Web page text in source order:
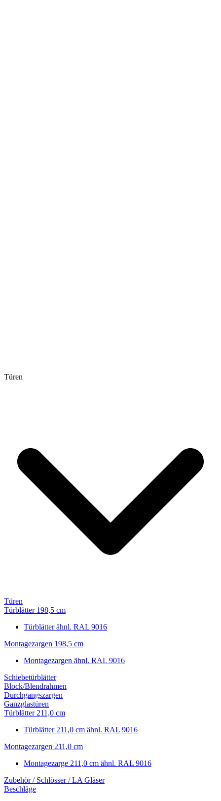
Türen
Türen
Türblätter 198,5 cm
Türblätter ähnl. RAL 9016
Montagezargen 198,5 cm
Montagezargen ähnl. RAL 9016
Schiebetürblätter
Block/Blendrahmen
Durchgangszargen
Ganzglastüren
Türblätter 211,0 cm
Türblätter 211,0 cm ähnl. RAL 9016
Montagezargen 211,0 cm
Montagezarge 211,0 cm ähnl. RAL 9016
Zubehör / Schlösser / LA Gläser
Beschläge